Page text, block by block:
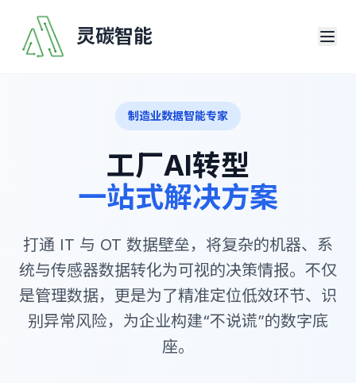
灵碳智能
制造业数据智能专家
工厂AI转型
一站式解决方案
打通 IT 与 OT 数据壁垒，将复杂的机器、系
统与传感器数据转化为可视的决策情报。不仅
是管理数据，更是为了精准定位低效环节、识
别异常风险，为企业构建“不说谎”的数字底
座。